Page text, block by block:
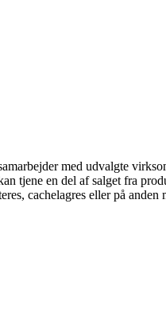
med udvalgte
tjene en del af salget fra
cachelagres eller på